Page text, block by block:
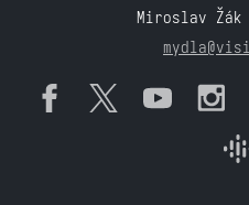
Miroslav Žák